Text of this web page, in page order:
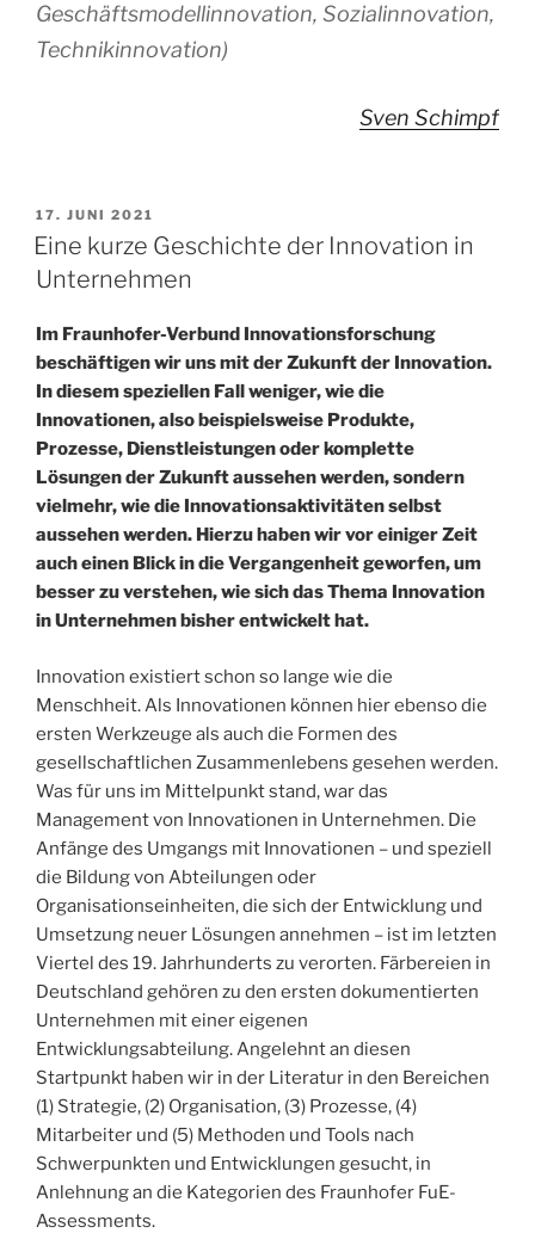
Geschäftsmodellinnovation, Sozialinnovation,
Technikinnovation)
Sven Schimpf
VERÖFFENTLICHT
AM
17. JUNI 2021
Eine kurze Geschichte der Innovation in
Unternehmen
Im Fraunhofer-Verbund Innovationsforschung
beschäftigen wir uns mit der Zukunft der Innovation.
In diesem speziellen Fall weniger, wie die
Innovationen, also beispielsweise Produkte,
Prozesse, Dienstleistungen oder komplette
Lösungen der Zukunft aussehen werden, sondern
vielmehr, wie die Innovationsaktivitäten selbst
aussehen werden. Hierzu haben wir vor einiger Zeit
auch einen Blick in die Vergangenheit geworfen, um
besser zu verstehen, wie sich das Thema Innovation
in Unternehmen bisher entwickelt hat.
Innovation existiert schon so lange wie die
Menschheit. Als Innovationen können hier ebenso die
ersten Werkzeuge als auch die Formen des
gesellschaftlichen Zusammenlebens gesehen werden.
Was für uns im Mittelpunkt stand, war das
Management von Innovationen in Unternehmen. Die
Anfänge des Umgangs mit Innovationen – und speziell
die Bildung von Abteilungen oder
Organisationseinheiten, die sich der Entwicklung und
Umsetzung neuer Lösungen annehmen – ist im letzten
Viertel des 19. Jahrhunderts zu verorten. Färbereien in
Deutschland gehören zu den ersten dokumentierten
Unternehmen mit einer eigenen
Entwicklungsabteilung. Angelehnt an diesen
Startpunkt haben wir in der Literatur in den Bereichen
(1) Strategie, (2) Organisation, (3) Prozesse, (4)
Mitarbeiter und (5) Methoden und Tools nach
Schwerpunkten und Entwicklungen gesucht, in
Anlehnung an die Kategorien des Fraunhofer FuE-
Assessments.